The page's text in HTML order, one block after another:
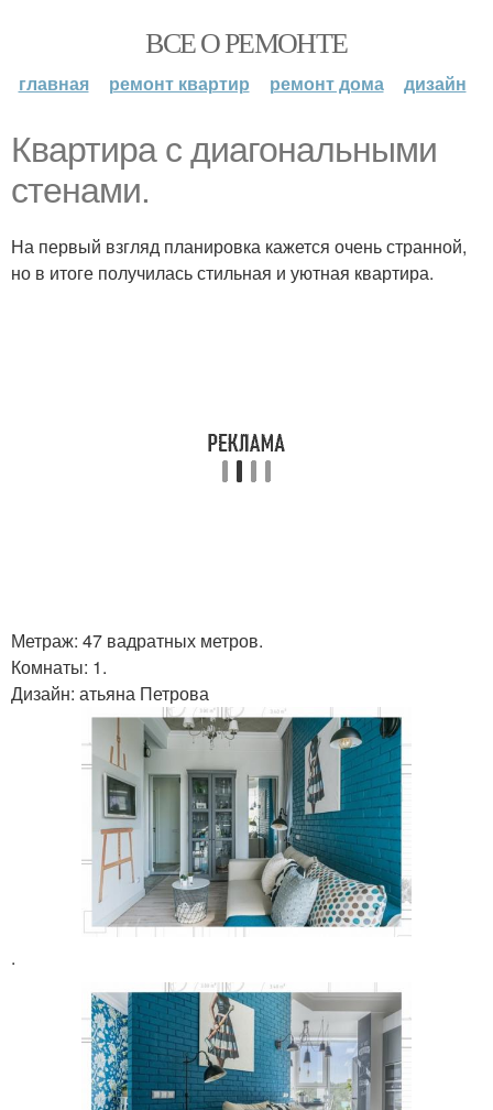
ВСЕ О РЕМОНТЕ
главная ремонт квартир ремонт дома дизайн
Квартира с диагональными
стенами.
На первый взгляд планировка кажется очень странной,
но в итоге получилась стильная и уютная квартира.
Метраж: 47 вадратных метров.
Комнаты: 1.
Дизайн: атьяна Петрова
.